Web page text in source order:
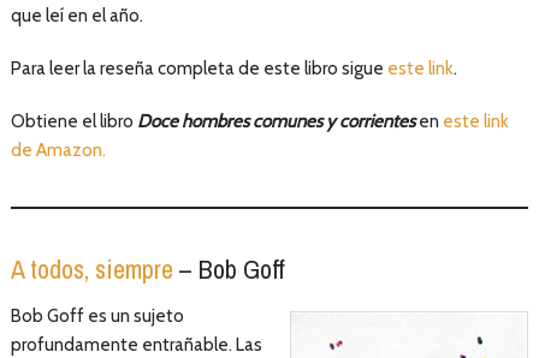
que leí en el año.
Para leer la reseña completa de este libro sigue este link.
Obtiene el libro Doce hombres comunes y corrientesen este link
de Amazon.
A todos, siempre – Bob Goff
Bob Goff es un sujeto
profundamente entrañable. Las